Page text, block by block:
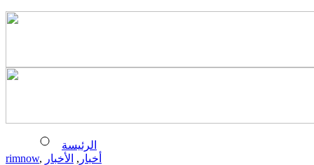
الرئيسة
rimnow, أخبار , الأخبار